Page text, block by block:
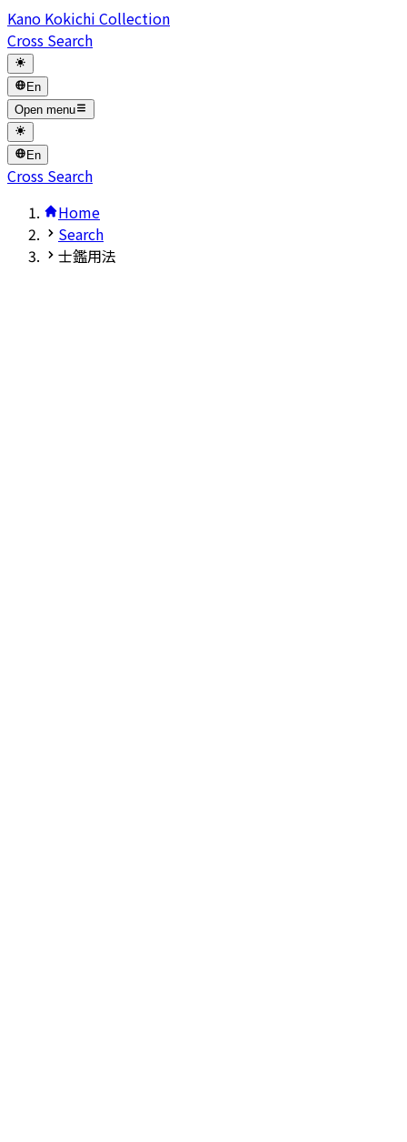
Kano Kokichi Collection
Cross Search
En
Open menu
En
Cross Search
Home
Search
士鑑用法